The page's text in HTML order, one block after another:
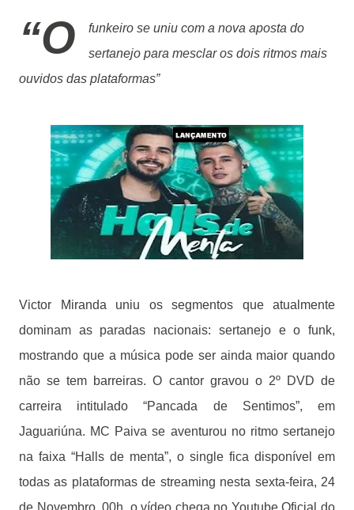
“O
funkeiro se uniu com a nova aposta do
sertanejo para mesclar os dois ritmos mais
ouvidos das plataformas”
Victor Miranda uniu os segmentos que atualmente
dominam as paradas nacionais: sertanejo e o funk,
mostrando que a música pode ser ainda maior quando
não se tem barreiras. O cantor gravou o 2º DVD de
carreira intitulado “Pancada de Sentimos”, em
Jaguariúna. MC Paiva se aventurou no ritmo sertanejo
na faixa “Halls de menta”, o single fica disponível em
todas as plataformas de streaming nesta sexta-feira, 24
de Novembro, 00h, o vídeo chega no Youtube Oficial do